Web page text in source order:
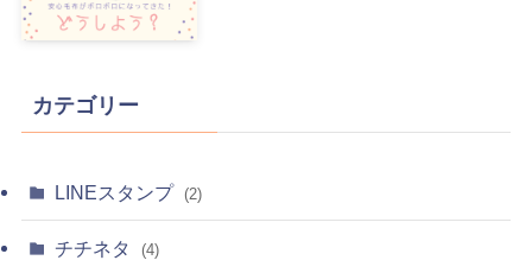
カテゴリー
LINEスタンプ (2)
チチネタ (4)